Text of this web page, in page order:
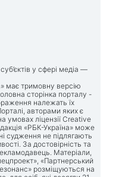
у сфері медіа —
має тримовну версію
сторінка порталу -
належать їх
авторами яких є
умовах ліцензії Creative
«РБК-Україна» може
судження не підлягають
За достовірність та
Матеріали,
«Партнерський
розміщуються на